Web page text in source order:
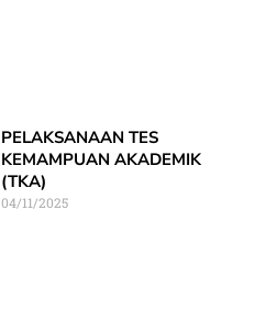
PELAKSANAAN TES
KEMAMPUAN AKADEMIK
(TKA)
04/11/2025